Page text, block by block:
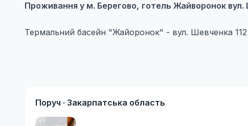
Проживання у м. Берегово, готель Жайворонок вул.
Термальний басейн "Жайоронок" - вул. Шевченка 112
Поруч · Закарпатська область